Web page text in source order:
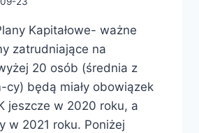
Kapitałowe- ważne
zatrudniające na
20 osób (średnia z
cy) będą miały obowiązek
jeszcze w 2020 roku, a
w 2021 roku. Poniżej